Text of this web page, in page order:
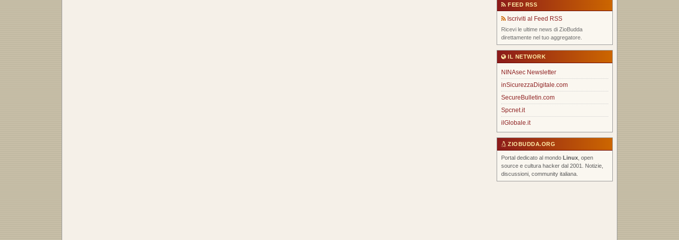
FEED RSS
Iscriviti al Feed RSS
Ricevi le ultime news di ZioBudda
direttamente nel tuo aggregatore.
IL NETWORK
NINAsec Newsletter
inSicurezzaDigitale.com
SecureBulletin.com
Spcnet.it
ilGlobale.it
ZIOBUDDA.ORG
Portal dedicato al mondo Linux , open
source e cultura hacker dal 2001. Notizie,
discussioni, community italiana.